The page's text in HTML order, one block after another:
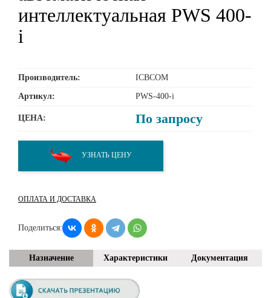
интеллектуальная PWS 400-
i
Производитель: ICBCOM
Артикул: PWS-400-i
ЦЕНА: По запросу
УЗНАТЬ ЦЕНУ
ОПЛАТА И ДОСТАВКА
Поделиться:
Назначение Характеристики Документация